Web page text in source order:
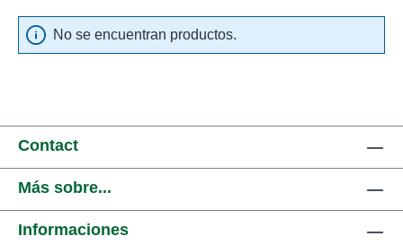
No se encuentran productos.
Contact
Más sobre...
Informaciones